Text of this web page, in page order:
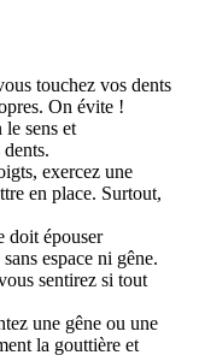
touchez vos dents
On évite !
le sens et
exercez une
en place. Surtout,
doit épouser
espace ni gêne.
sentirez si tout
une gêne ou une
la gouttière et